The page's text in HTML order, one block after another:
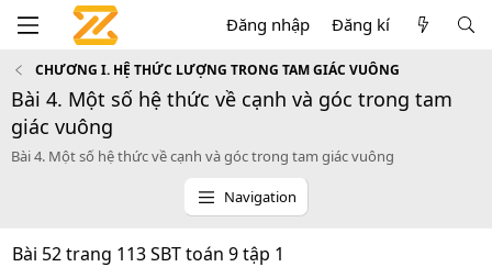
Đăng nhập Đăng kí
CHƯƠNG I. HỆ THỨC LƯỢNG TRONG TAM GIÁC VUÔNG
Bài 4. Một số hệ thức về cạnh và góc trong tam
giác vuông
Bài 4. Một số hệ thức về cạnh và góc trong tam giác vuông
Navigation
Bài 52 trang 113 SBT toán 9 tập 1